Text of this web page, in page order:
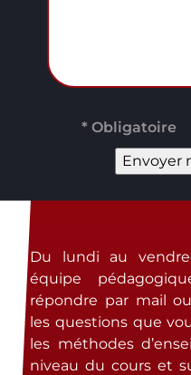
* Obligatoire
Du lundi au
équipe
répondre par mail
les questions que
les méthodes
niveau du cours et